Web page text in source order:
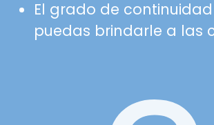
El grado de
puedas brindarle a las